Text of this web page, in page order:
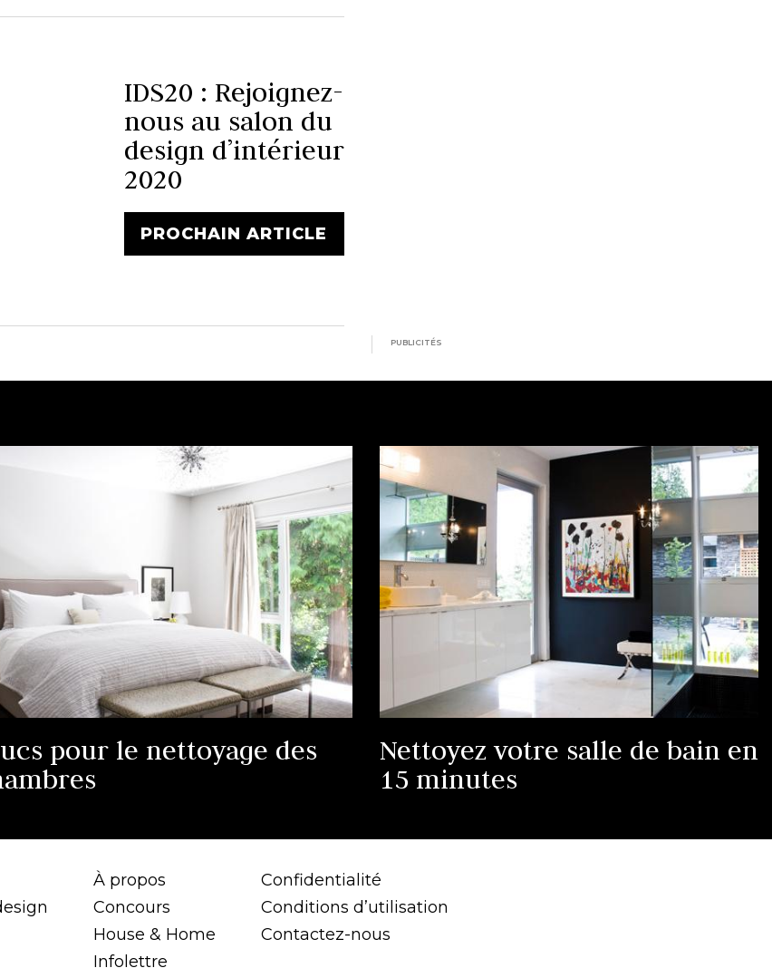
IDS20 : Rejoignez-
nous au salon du
design d’intérieur
2020
PROCHAIN ARTICLE
PUBLICITÉS
pour le nettoyage des
Nettoyez votre salle de bain en
15 minutes
À propos
Concours
House & Home
Infolettre
Confidentialité
Conditions d’utilisation
Contactez-nous